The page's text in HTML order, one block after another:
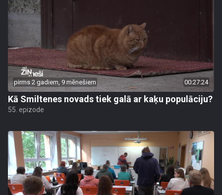
pirms 2 gadiem, 9 mēnešiem 00:27:24
Kā Smiltenes novads tiek galā ar kaķu populāciju?
55. epizode